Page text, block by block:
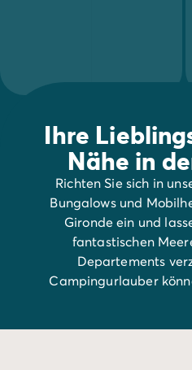
Ihre
Nähe in
Richten Sie sich in
Bungalows und
Gironde ein und
fantastischen
Departements
Campingurlauber